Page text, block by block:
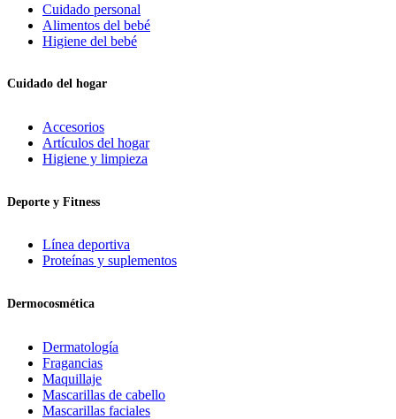
Cuidado personal
Alimentos del bebé
Higiene del bebé
Cuidado del hogar
Accesorios
Artículos del hogar
Higiene y limpieza
Deporte y Fitness
Línea deportiva
Proteínas y suplementos
Dermocosmética
Dermatología
Fragancias
Maquillaje
Mascarillas de cabello
Mascarillas faciales